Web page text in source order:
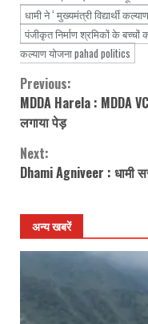
धामी ने ‘ मुख्यमंत्री विद्यार्थी
पंजीकृत निर्माण श्रमिकों के बच्चों
कल्याण योजना pahad politics
Continue
Reading
Previous:
MDDA Harela : MDDA
लगाया पेड़
Next:
Dhami Agniveer : धामी
अन्य खबरें